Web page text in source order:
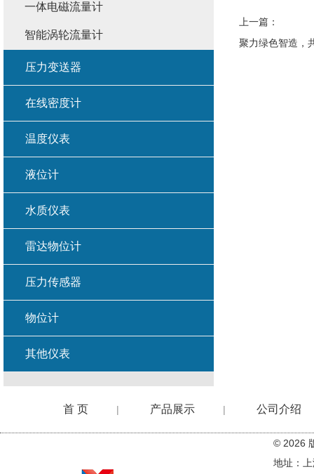
上一篇：
一体电磁流量计
智能涡轮流量计
压力变送器
在线密度计
温度仪表
液位计
水质仪表
雷达物位计
压力传感器
物位计
其他仪表
首 页 | 产品展示 | 公司介绍
在线留言
© 2026
地址：